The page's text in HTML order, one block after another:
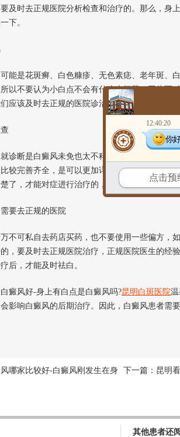
及时去正规医院分析检查和治疗的。那么，身
下。
是花斑癣、白色糠疹、无色素痣、老年斑、
以不要认为小白点不会有什么大问题，因此面
应该及时去正规的医院诊治。
断是白癜风未免也太不科学了，所以我们要去
较完善齐全，是可以更加详细的诊断出这小白
了，才能对症进行治疗的，只有这样才不会耽误
要去正规的医院
可私自去药店买药，也不要使用一些偏方，如
，要及时去正规医院治疗，正规医院医生的经
后，才能及时祛白。
风好-身上有白点是白癜风吗?昆明白斑医院
影响白癜风的后期治疗。因此，白癜风患者需
哪家比较好-白癜风刚发生在身 下一篇： 昆明
其他患者还
12:40:20
你
点击预